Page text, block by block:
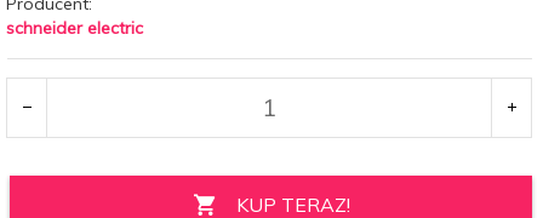
schneider electric
KUP TERAZ!